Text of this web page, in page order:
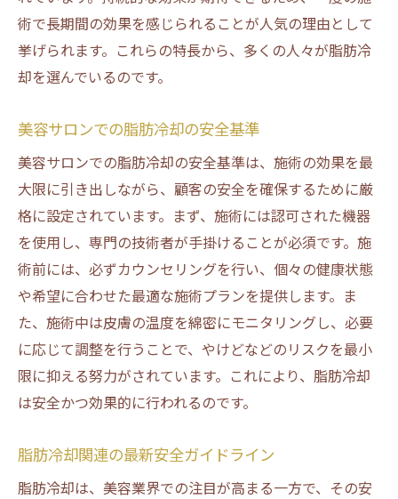
術で長期間の効果を感じられることが人気の理由として
挙げられます。これらの特長から、多くの人々が脂肪冷
却を選んでいるのです。
美容サロンでの脂肪冷却の安全基準
美容サロンでの脂肪冷却の安全基準は、施術の効果を最
大限に引き出しながら、顧客の安全を確保するために厳
格に設定されています。まず、施術には認可された機器
を使用し、専門の技術者が手掛けることが必須です。施
術前には、必ずカウンセリングを行い、個々の健康状態
や希望に合わせた最適な施術プランを提供します。ま
た、施術中は皮膚の温度を綿密にモニタリングし、必要
に応じて調整を行うことで、やけどなどのリスクを最小
限に抑える努力がされています。これにより、脂肪冷却
は安全かつ効果的に行われるのです。
脂肪冷却関連の最新安全ガイドライン
脂肪冷却は、美容業界での注目が高まる一方で、その安